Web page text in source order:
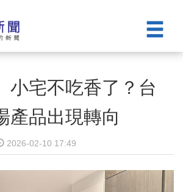
宅不吃香了？台
產品出現轉向
2026-02-10 17:49